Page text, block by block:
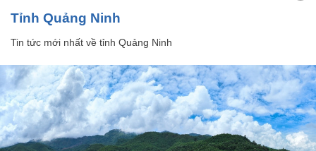
tỉnh Quảng Ninh
Tin tức mới nhất về tỉnh Quảng Ninh